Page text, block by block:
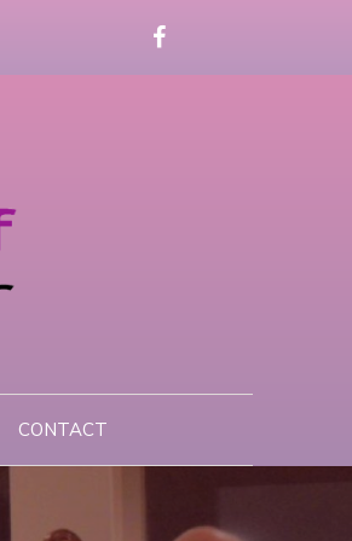
CONTACT